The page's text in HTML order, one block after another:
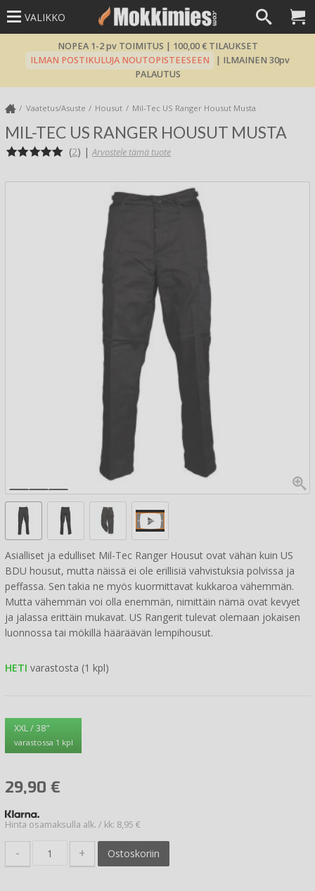
VALIKKO
NOPEA 1-2 pv TOIMITUS | 100,00 € TILAUKSET
ILMAN POSTIKULUJA NOUTOPISTEESEEN
| ILMAINEN 30pv
PALAUTUS
Vaatetus/Asuste Housut Mil-Tec US Ranger Housut Musta
MIL-TEC US RANGER HOUSUT MUSTA
(2) |Arvostele tämä tuote
Asialliset ja edulliset Mil-Tec Ranger Housut ovat vähän kuin US
BDU housut, mutta näissä ei ole erillisiä vahvistuksia polvissa ja
peffassa. Sen takia ne myös kuormittavat kukkaroa vähemmän.
Mutta vähemmän voi olla enemmän, nimittäin nämä ovat kevyet
ja jalassa erittäin mukavat. US Rangerit tulevat olemaan jokaisen
luonnossa tai mökillä hääräävän lempihousut.
HETI varastosta (1 kpl)
XXL / 38"
varastossa 1 kpl
29,90 €
Hinta osamaksulla alk. / kk: 8,95 €
- + Ostoskoriin